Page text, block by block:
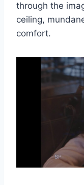
through the
ceiling,
comfort.